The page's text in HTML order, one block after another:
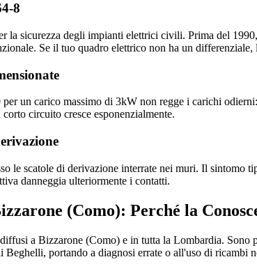
8
la sicurezza degli impianti elettrici civili. Prima del
Se il tuo quadro elettrico non ha un
un carico massimo di 3kW non regge i carichi
circuito cresce esponenzialmente.
le scatole di derivazione interrate nei muri. Il
danneggia ulteriormente i contatti.
(Como): Perché la
a Bizzarone (Como) e in tutta la Lombardia.
Beghelli, portando a diagnosi errate o all'uso di ricambi